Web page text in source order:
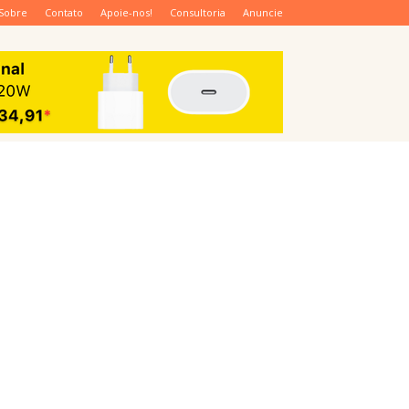
Contato Apoie-nos! Consultoria Anuncie